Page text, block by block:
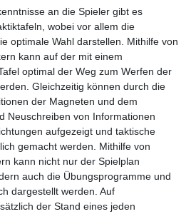
an die Spieler gibt es
wobei vor allem die
optimale Wahl darstellen. Mithilfe von
kann auf der mit einem
optimal der Weg zum Werfen der
Gleichzeitig können durch die
der Magneten und dem
Neuschreiben von Informationen
aufgezeigt und taktische
gemacht werden. Mithilfe von
kann nicht nur der Spielplan
auch die Übungsprogramme und
dargestellt werden. Auf
der Stand eines jeden